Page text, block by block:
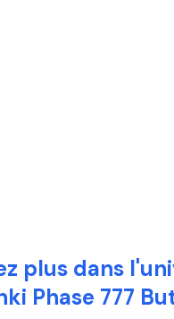
plus dans
Phase 777